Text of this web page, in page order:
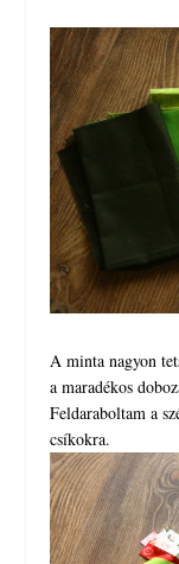
A minta nagyon
a maradékos
Feldaraboltam a
csíkokra.